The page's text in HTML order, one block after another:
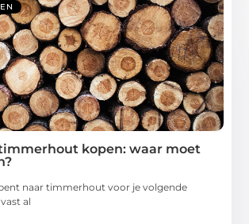
kopen: waar moet
naar timmerhout voor je volgende
al